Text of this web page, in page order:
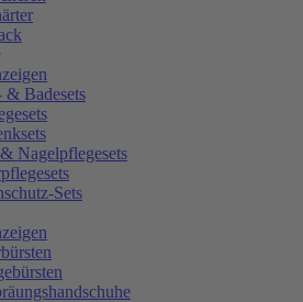
& Badesets
Nagelpflegesets
Sets